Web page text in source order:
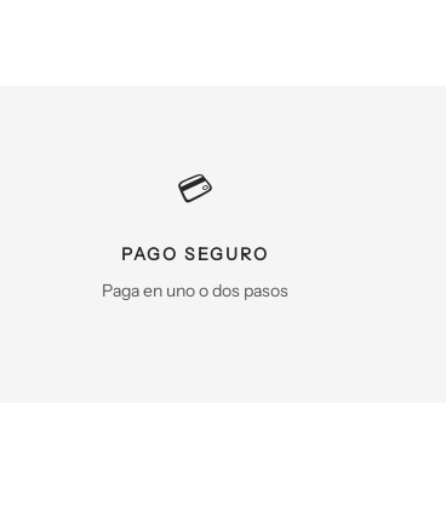
💳
PAGO SEGURO
Paga en uno o dos pasos